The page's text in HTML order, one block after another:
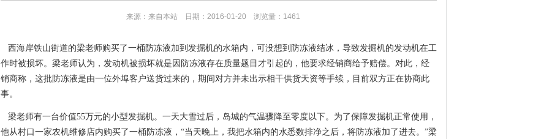
来源：来自本站 日期：2016-01-20 浏览量：1461
西海岸铁山街道的梁老师购买了一桶防冻液加到发掘机的水箱内，可没想到防冻液结冰，导致发掘机的发动机在工
作时被损坏。梁老师认为，发动机被损坏就是因防冻液存在质量题目才引起的，他要求经销商给予赔偿。对此，经
销商称，这批防冻液是由一位外埠客户送货过来的，期间对方并未出示相干供货天资等手续，目前双方正在协商此
事。
梁老师有一台价值55万元的小型发掘机。一天大雪过后，岛城的气温骤降至零度以下。为了保障发掘机正常使用 ，
他从村口一家农机维修店内购买了一桶防冻液，“当天晚上，我把水箱内的水悉数排净之后，将防冻液加了进去。”梁